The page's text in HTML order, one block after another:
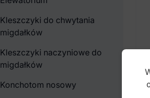
Kleszczyki do chwytania
migdałków
Kleszczyki naczyniowe do
migdałków
Konchotom nosowy